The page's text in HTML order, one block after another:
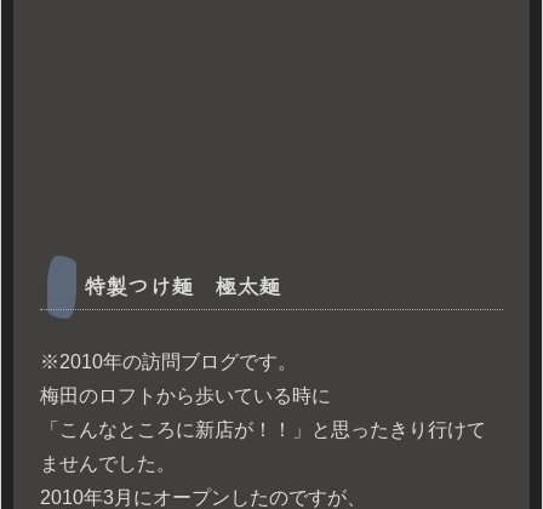
特製つけ麺 極太麺
※2010年の訪問ブログです。
梅田のロフトから歩いている時に
「こんなところに新店が！！」と思ったきり行けて
ませんでした。
2010年3月にオープンしたのですが、